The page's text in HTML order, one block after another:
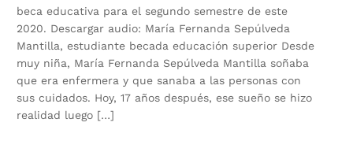
beca educativa para el segundo semestre de este
2020. Descargar audio: María Fernanda Sepúlveda
Mantilla, estudiante becada educación superior Desde
muy niña, María Fernanda Sepúlveda Mantilla soñaba
que era enfermera y que sanaba a las personas con
sus cuidados. Hoy, 17 años después, ese sueño se hizo
realidad luego […]